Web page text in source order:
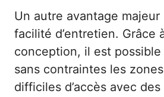
Un autre avantage majeur
facilité d’entretien. Grâce
conception, il est
sans contraintes les
difficiles d’accès avec des